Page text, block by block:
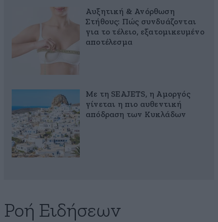
Αυξητική & Ανόρθωση
Στήθους: Πώς συνδυάζονται
για το τέλειο, εξατομικευμένο
αποτέλεσμα
Με τη SEAJETS, η Αμοργός
γίνεται η πιο αυθεντική
απόδραση των Κυκλάδων
Ροή Ειδήσεων